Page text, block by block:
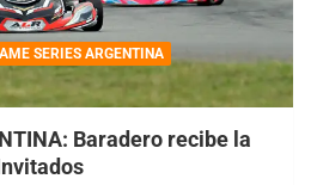
IAME SERIES ARGENTINA
Baradero recibe la